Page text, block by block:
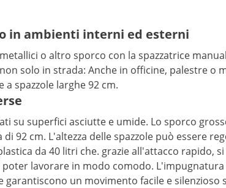
in ambienti interni ed esterni
o altro sporco con la spazzatrice
solo in strada: Anche in officine, palestre o
spazzole larghe 92 cm.
superfici asciutte e umide. Lo sporco
92 cm. L'altezza delle spazzole può essere
da 40 litri che. grazie all'attacco rapido,
lavorare in modo comodo.
un movimento facile e silenzioso